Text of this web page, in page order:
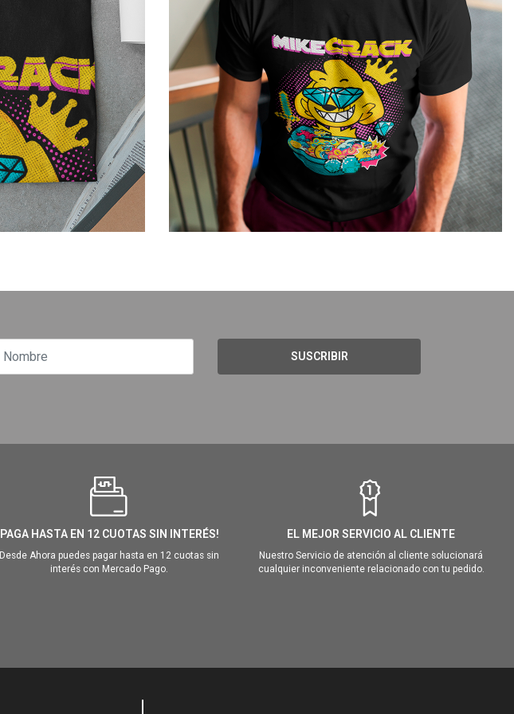
SUSCRIBIR
PAGA HASTA EN 12 CUOTAS SIN INTERÉS!
Desde Ahora puedes pagar hasta en 12 cuotas sin
interés con Mercado Pago.
EL MEJOR SERVICIO AL CLIENTE
Nuestro Servicio de atención al cliente solucionará
cualquier inconveniente relacionado con tu pedido.